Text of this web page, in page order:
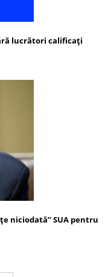
lucrători calificați
niciodată” SUA pentru